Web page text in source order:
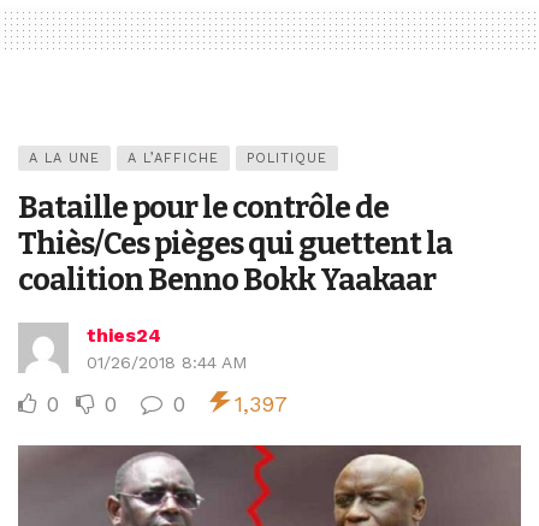
A LA UNE A L’AFFICHE POLITIQUE
Bataille pour le contrôle de
Thiès/Ces pièges qui guettent la
coalition Benno Bokk Yaakaar
thies24
01/26/2018 8:44 AM
0 0 0 1,397